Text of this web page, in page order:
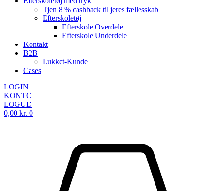
Tjen 8 % cashback til jeres fællesskab
Efterskoletøj
Efterskole Overdele
Efterskole Underdele
Kontakt
B2B
Lukket-Kunde
Cases
LOGIN
KONTO
LOGUD
0,00 kr. 0